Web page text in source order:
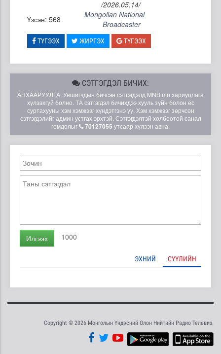
/2026.05.14/
Үзсэн: 568
Mongolian National
Broadcaster
ТҮГЭЭХ ЖИРГЭХ ТҮГЭЭХ
СЭТГЭГДЭЛ БИЧИХ:
АНХААРУУЛГА: Уншигчдын бичсэн сэтгэгдэлд MNB.mn хариуцлага
хүлээхгүй болно. ТА сэтгэгдэл бичихдээ хууль зүйн болон ёс
суртахууны хэм хэмжээг хүндэтгэнэ үү. Хэм хэмжээг зөрчсөн
сэтгэгдэлийг админ устгах эрхтэй. Сэтгэгдэлтэй холбоотой санал
гомдолыг
70127055 утсаар хүлээн авна.
Илгээх 1000
ЭХНИЙ СҮҮЛИЙН
Copyright © 2026 Монголын Үндэсний Олон Нийтийн Радио Телевиз.